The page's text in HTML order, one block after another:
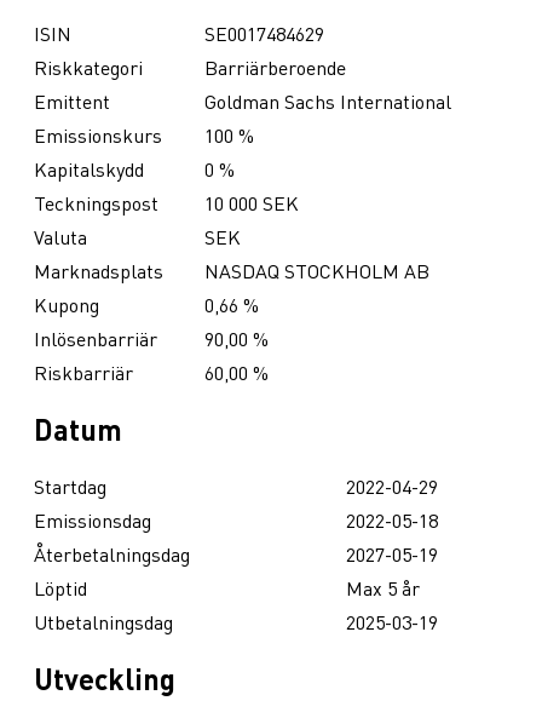
ISIN
SE0017484629
Riskkategori
Barriärberoende
Emittent
Goldman Sachs International
Emissionskurs
100 %
Kapitalskydd
0 %
Teckningspost
10 000 SEK
Valuta
SEK
Marknadsplats
NASDAQ STOCKHOLM AB
Kupong
0,66 %
Inlösenbarriär
90,00 %
Riskbarriär
60,00 %
Datum
Startdag
2022-04-29
Emissionsdag
2022-05-18
Återbetalningsdag
2027-05-19
Löptid
Max 5 år
Utbetalningsdag
2025-03-19
Utveckling